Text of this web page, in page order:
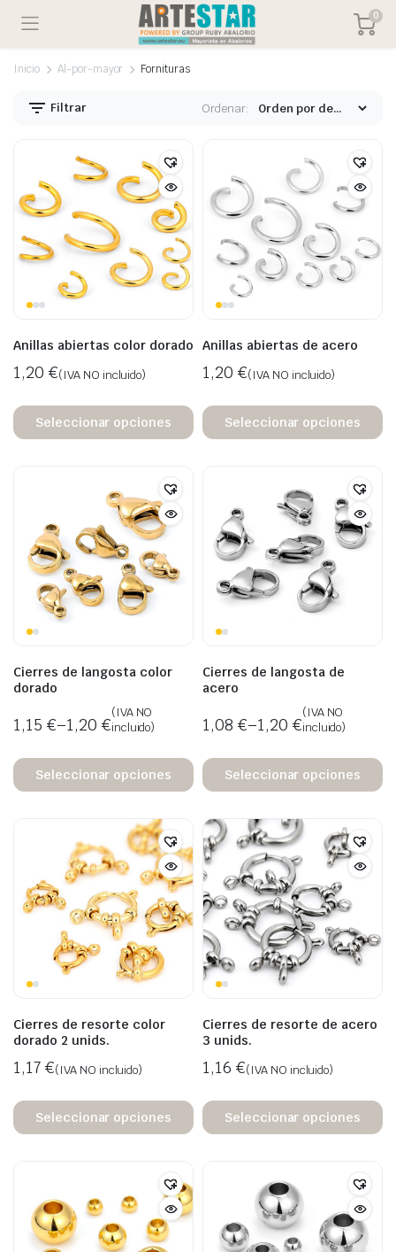
0
Inicio Al-por-mayor Fornituras
Filtrar Ordenar:
Anillas abiertas color dorado
1,20 €(IVA NO incluido)
Seleccionar opciones
Anillas abiertas de acero
1,20 €(IVA NO incluido)
Seleccionar opciones
Cierres de langosta color
dorado
1,15 €–1,20 €
(IVA NO
incluido)
Seleccionar opciones
Cierres de langosta de
acero
1,08 €–1,20 €
(IVA NO
incluido)
Seleccionar opciones
Cierres de resorte color
dorado 2 unids.
1,17 €(IVA NO incluido)
Seleccionar opciones
Cierres de resorte de acero
3 unids.
1,16 €(IVA NO incluido)
Seleccionar opciones